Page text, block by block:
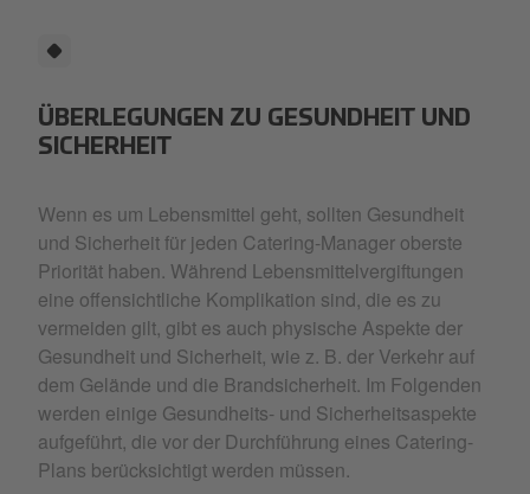
ÜBERLEGUNGEN ZU GESUNDHEIT UND
SICHERHEIT
Wenn es um Lebensmittel geht, sollten Gesundheit
und Sicherheit für jeden Catering-Manager oberste
Priorität haben. Während Lebensmittelvergiftungen
eine offensichtliche Komplikation sind, die es zu
vermeiden gilt, gibt es auch physische Aspekte der
Gesundheit und Sicherheit, wie z. B. der Verkehr auf
dem Gelände und die Brandsicherheit. Im Folgenden
werden einige Gesundheits- und Sicherheitsaspekte
aufgeführt, die vor der Durchführung eines Catering-
Plans berücksichtigt werden müssen.